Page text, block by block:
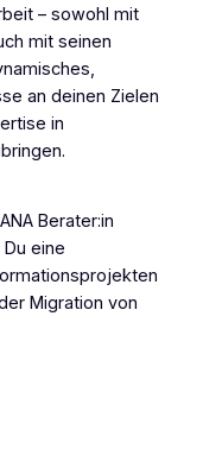
– sowohl mit
mit seinen
an deinen Zielen
in
Berater:in
eine
Migration von